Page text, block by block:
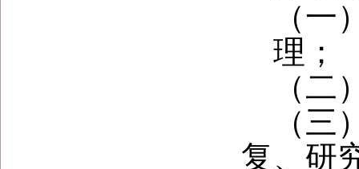
（
理；
（
（
复、研